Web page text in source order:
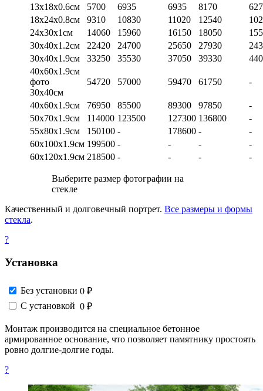
13х18х0.6см
5700 6935 6935 8170
18х24х0.8см
9310 10830 11020 12540
24х30х1см
14060 15960 16150 18050
30х40х1.2см
22420 24700 25650 27930
30х40х1.9см
33250 35530 37050 39330
40х60х1.9см
фото
30х40см
54720 57000 59470 61750 -
40х60х1.9см 76950 85500 89300 97850
-
50х70х1.9см
114000 123500 127300 136800
-
55х80х1.9см
150100 - 178600 -
-
60х100х1.9см 199500 - - -
-
60х120х1.9см 218500 - - - -
Выберите размер фотографии на
стекле
Качественный и долговечный портрет. Все размеры и формы
стекла.
?
Установка
Без установки 0 ₽
С установкой 0 ₽
Монтаж производится на специальное бетонное
армированное основание, что позволяет памятнику простоять
ровно долгие-долгие годы.
?